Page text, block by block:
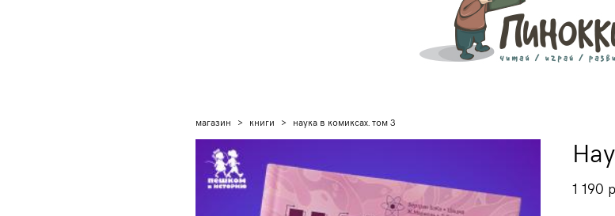
магазин > книги > наука в комиксах. том 3
1 190